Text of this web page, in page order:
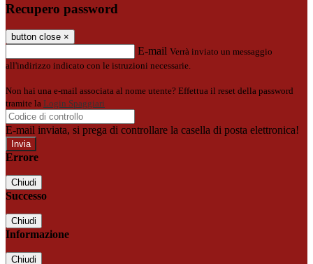
Recupero password
button close ×
E-mail Verrà inviato un messaggio
all'indirizzo indicato con le istruzioni necessarie.
Non hai una e-mail associata al nome utente? Effettua il reset della password
tramite la Login Spaggiari
E-mail inviata, si prega di controllare la casella di posta elettronica!
Errore
Chiudi
Successo
Chiudi
Informazione
Chiudi